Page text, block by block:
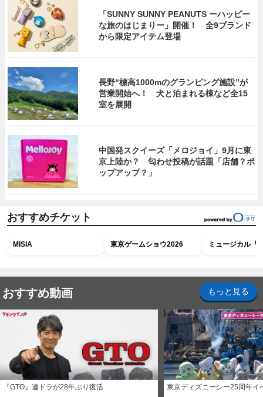
「SUNNY SUNNY PEANUTS ーハッピー
な旅のはじまりー」開催！ 全9ブランド
から限定アイテム登場
長野“標高1000mのグランピング施設”が
営業開始へ！ 犬と泊まれる棟など全15
室を展開
中国発スクイーズ「メロジョイ」9月に東
京上陸か？ 匂わせ投稿が話題「店舗？ポ
ップアップ？」
おすすめチケット
MISIA 東京ゲームショウ2026 ミュージカル『
おすすめ動画 もっと見る
『GTO』連ドラが28年ぶり復活 東京ディズニーシー25周年イ